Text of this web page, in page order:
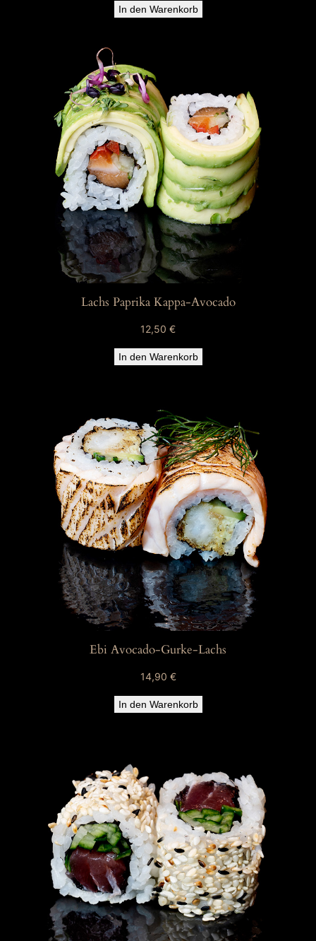
In den Warenkorb
Lachs Paprika Kappa-Avocado
12,50 €
In den Warenkorb
Ebi Avocado-Gurke-Lachs
14,90 €
In den Warenkorb